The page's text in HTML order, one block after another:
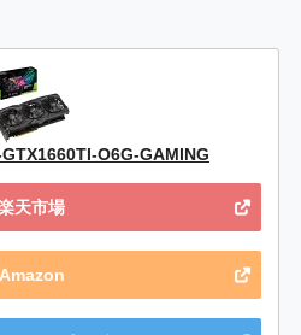
O6G-GAMING
天市場
Amazon